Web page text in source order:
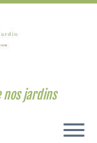
nos jardins